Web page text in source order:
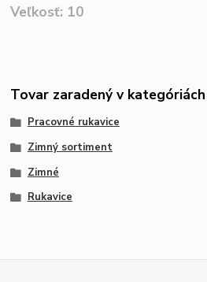
Veľkosť: 10
Tovar zaradený v kategóriách
Pracovné rukavice
Zimný sortiment
Zimné
Rukavice